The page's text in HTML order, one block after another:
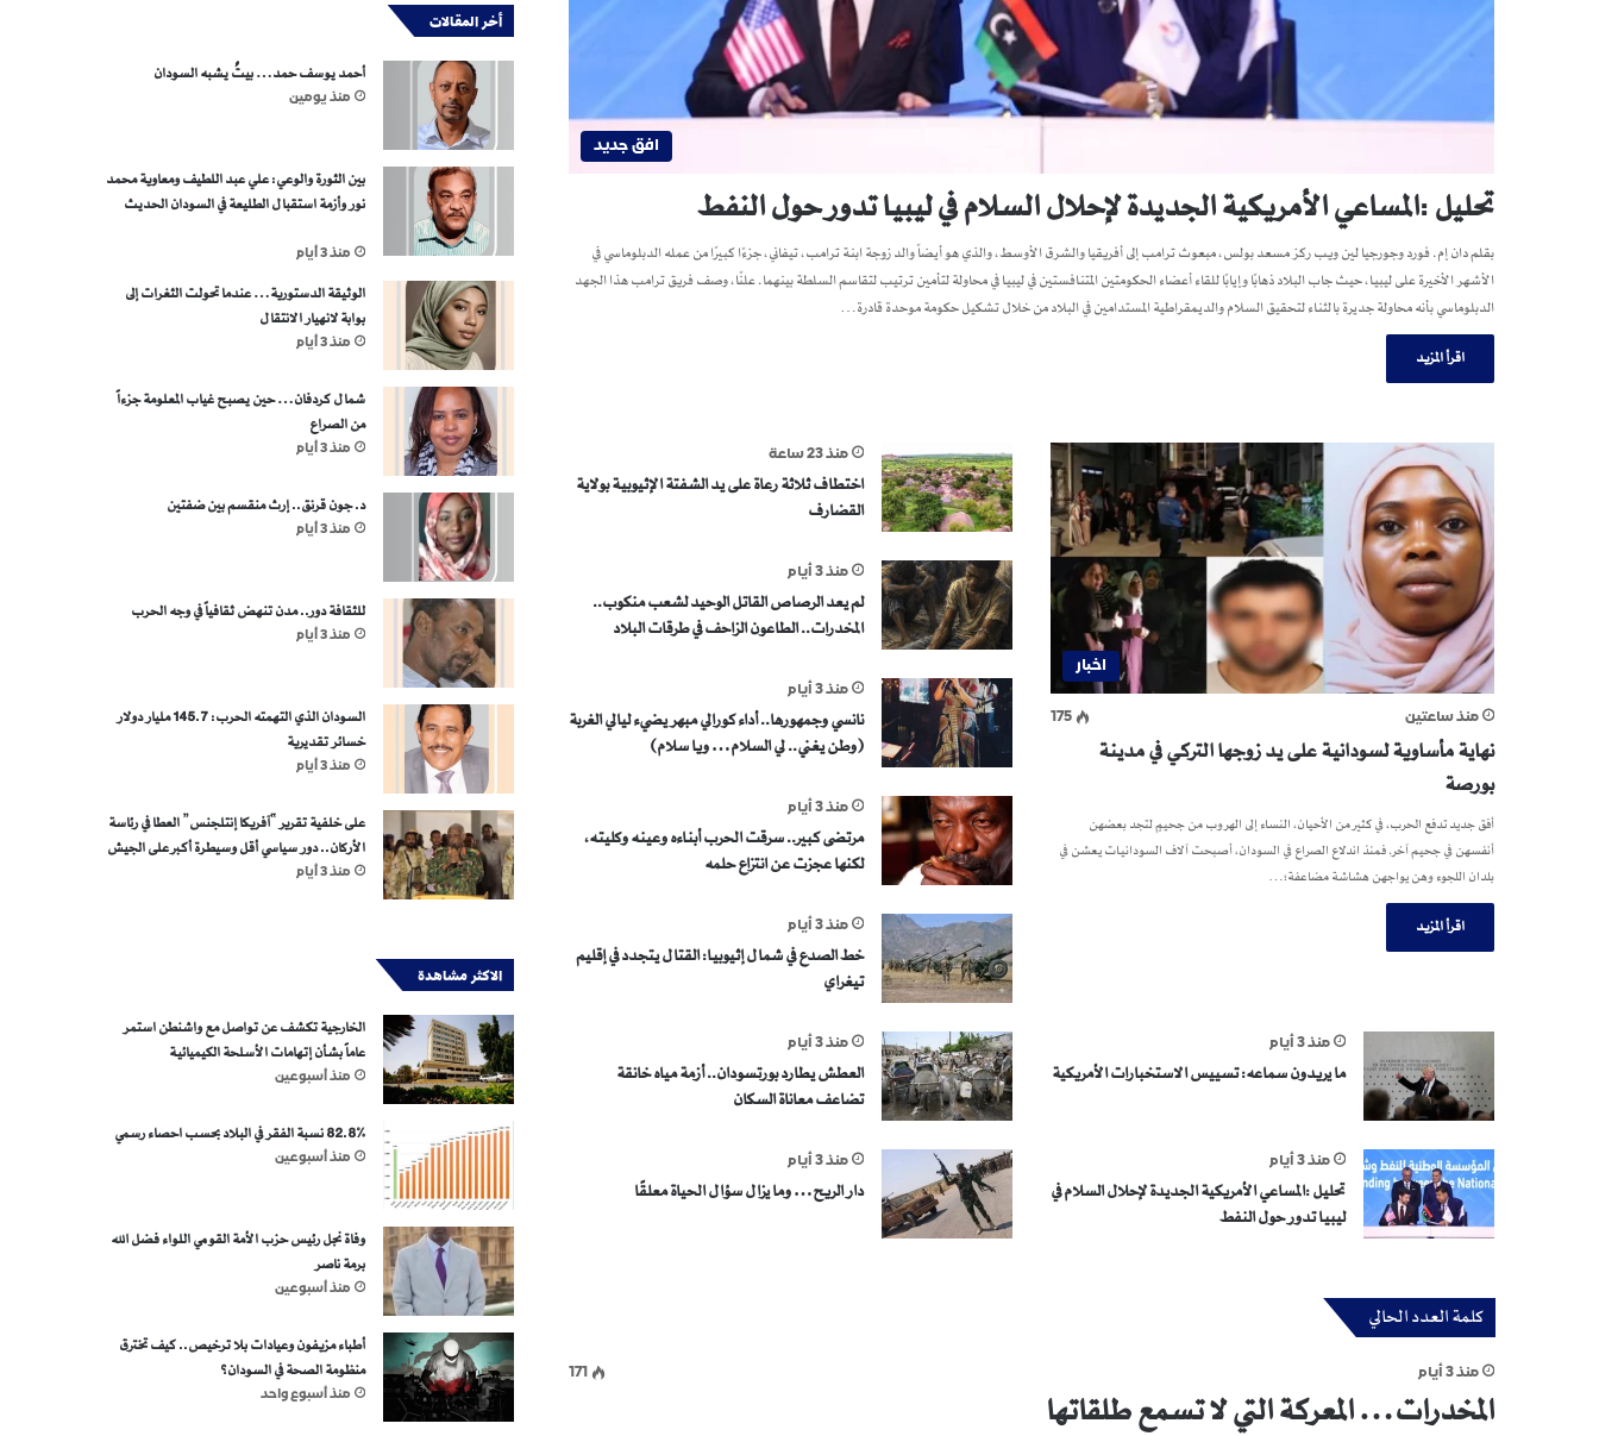
افق جديد
تحليل :المساعي الأمريكية الجديدة لإحلال السلام في ليبيا تدور حول النفط
بقلم دان إم. فورد وجورجيا لين ويب ركز مسعد بولس، مبعوث ترامب إلى أفريقيا والشرق الأوسط، والذي هو أيضاً والد زوجة ابنة ترامب، تيفاني، جزءًا كبيرًا من عمله الدبلوماسي في
الأشهر الأخيرة على ليبيا، حيث جاب البلاد ذهابًا وإيابًا للقاء أعضاء الحكومتين المتنافستين في ليبيا في محاولة لتأمين ترتيب لتقاسم السلطة بينهما. علنًا، وصف فريق ترامب هذا الجهد
الدبلوماسي بأنه محاولة جديرة بالثناء لتحقيق السلام والديمقراطية المستدامين في البلاد من خلال تشكيل حكومة موحدة قادرة…
اقرأ المزيد
اخبار
منذ ساعتين 175
نهاية مأساوية لسودانية على يد زوجها التركي في مدينة
بورصة
أفق جديد تدفع الحرب، في كثير من الأحيان، النساء إلى الهروب من جحيمٍ لتجد بعضهن
أنفسهن في جحيم آخر. فمنذ اندلاع الصراع في السودان، أصبحت آلاف السودانيات يعشن في
بلدان اللجوء وهن يواجهن هشاشة مضاعفة؛…
اقرأ المزيد
منذ 23 ساعة
اختطاف ثلاثة رعاة على يد الشفتة الإثيوبية بولاية
القضارف
منذ 3 أيام
لم يعد الرصاص القاتل الوحيد لشعب منكوب..
المخدرات.. الطاعون الزاحف في طرقات البلاد
منذ 3 أيام
نانسي وجمهورها.. أداء كورالي مبهر يضيء ليالي الغربة
(وطن يغني.. لي السلام… ويا سلام)
منذ 3 أيام
مرتضى كبير.. سرقت الحرب أبناءه وعينه وكليته،
لكنها عجزت عن انتزاع حلمه
منذ 3 أيام
خط الصدع في شمال إثيوبيا: القتال يتجدد في إقليم
تيغراي
منذ 3 أيام
ما يريدون سماعه: تسييس الاستخبارات الأمريكية
منذ 3 أيام
العطش يطارد بورتسودان.. أزمة مياه خانقة
تضاعف معاناة السكان
منذ 3 أيام
تحليل :المساعي الأمريكية الجديدة لإحلال السلام في
ليبيا تدور حول النفط
منذ 3 أيام
دار الريح… وما يزال سؤال الحياة معلقًا
كلمة العدد الحالي
منذ 3 أيام 171
المخدرات… المعركة التي لا تسمع طلقاتها
أخر المقالات
أحمد يوسف حمد… بيتٌ يشبه السودان
منذ يومين
بين الثورة والوعي: علي عبد اللطيف ومعاوية محمد
نور وأزمة استقبال الطليعة في السودان الحديث
منذ 3 أيام
الوثيقة الدستورية… عندما تحولت الثغرات إلى
بوابة لانهيار الانتقال
منذ 3 أيام
شمال كردفان… حين يصبح غياب المعلومة جزءاً
من الصراع
منذ 3 أيام
د. جون قرنق.. إرث منقسم بين ضفتين
منذ 3 أيام
للثقافة دور.. مدن تنهض ثقافياً في وجه الحرب
منذ 3 أيام
السودان الذي التهمته الحرب: 145.7 مليار دولار
خسائر تقديرية
منذ 3 أيام
على خلفية تقرير “آفريكا إنتلجنس” العطا في رئاسة
الأركان.. دور سياسي أقل وسيطرة أكبر على الجيش
منذ 3 أيام
الاكثر مشاهدة
الخارجية تكشف عن تواصل مع واشنطن استمر
عاماً بشأن إتهامات الأسلحة الكيميائية
منذ أسبوعين
82.8% نسبة الفقر في البلاد بحسب احصاء رسمي
منذ أسبوعين
وفاة نجل رئيس حزب الأمة القومي اللواء فضل الله
برمة ناصر
منذ أسبوعين
أطباء مزيفون وعيادات بلا ترخيص.. كيف تخترق
منظومة الصحة في السودان؟
منذ أسبوع واحد